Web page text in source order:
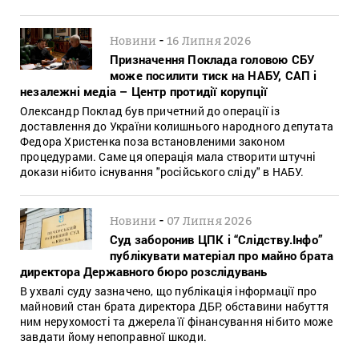
Новини -16 Липня 2026
Призначення Поклада головою СБУ
може посилити тиск на НАБУ, САП і
незалежні медіа – Центр протидії корупції
Олександр Поклад був причетний до операції із
доставлення до України колишнього народного депутата
Федора Христенка поза встановленими законом
процедурами. Саме ця операція мала створити штучні
докази нібито існування "російського сліду" в НАБУ.
Новини - 07 Липня 2026
Суд заборонив ЦПК і “Слідству.Інфо”
публікувати матеріал про майно брата
директора Державного бюро розслідувань
В ухвалі суду зазначено, що публікація інформації про
майновий стан брата директора ДБР, обставини набуття
ним нерухомості та джерела її фінансування нібито може
завдати йому непоправної шкоди.